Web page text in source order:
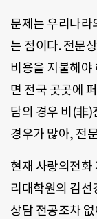
문제는 우리나라
는 점이다. 전문
비용을 지불해야
면 전국 곳곳에
담의 경우 비(非)
경우가 많아, 전
현재 사랑의전화
리대학원의 김선
상담 전공조차